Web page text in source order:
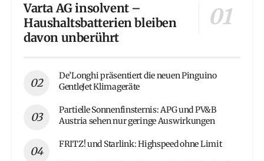
Varta AG insolvent –
Haushaltsbatterien bleiben
davon unberührt
De’Longhi präsentiert die neuen Pinguino
GentleJet Klimageräte
Partielle Sonnenfinsternis: APG und PV&B
Austria sehen nur geringe Auswirkungen
FRITZ! und Starlink: Highspeed ohne Limit